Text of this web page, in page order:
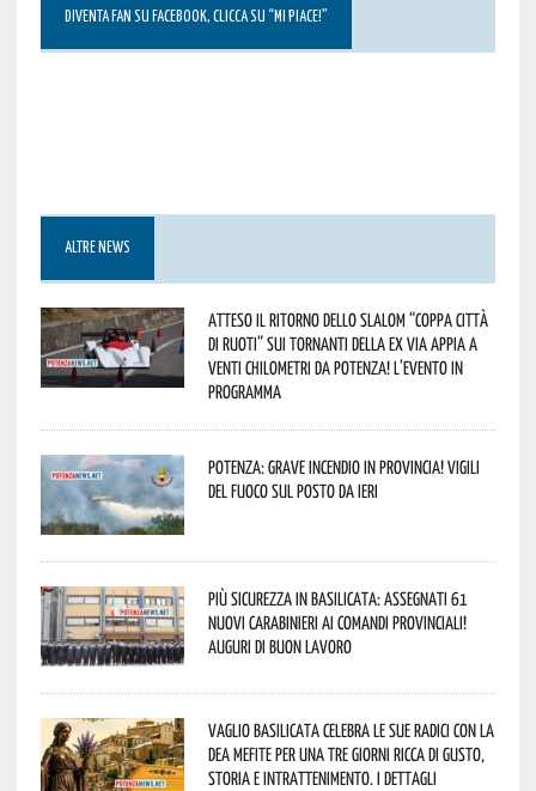
DIVENTA FAN SU FACEBOOK, CLICCA SU “MI PIACE!”
ALTRE NEWS
Atteso il ritorno dello slalom “Coppa Città
di Ruoti” sui tornanti della ex via Appia a
venti chilometri da Potenza! L’evento in
programma
Potenza: grave incendio in Provincia! Vigili
del fuoco sul posto da ieri
Più sicurezza in Basilicata: assegnati 61
nuovi Carabinieri ai Comandi provinciali!
Auguri di buon lavoro
Vaglio Basilicata celebra le sue radici con la
Dea Mefite per una tre giorni ricca di gusto,
storia e intrattenimento. I dettagli